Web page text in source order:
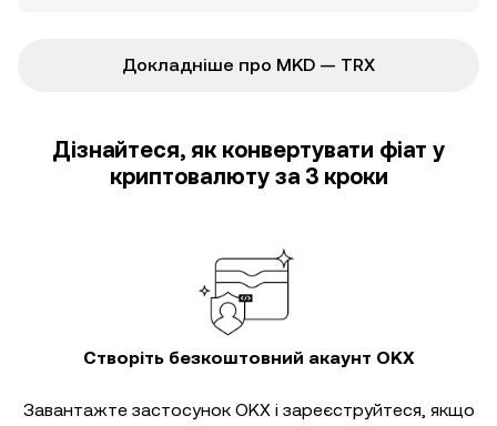
Докладніше про MKD — TRX
Дізнайтеся, як конвертувати фіат у
криптовалюту за 3 кроки
Створіть безкоштовний акаунт OKX
Завантажте застосунок OKX і зареєструйтеся, якщо